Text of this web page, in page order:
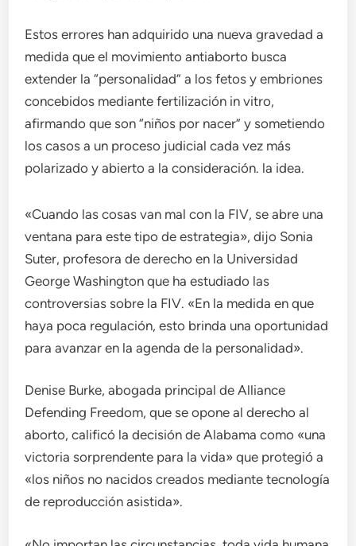
Estos errores han adquirido una nueva gravedad a
medida que el movimiento antiaborto busca
extender la “personalidad” a los fetos y embriones
concebidos mediante fertilización in vitro,
afirmando que son “niños por nacer” y sometiendo
los casos a un proceso judicial cada vez más
polarizado y abierto a la consideración. la idea.
«Cuando las cosas van mal con la FIV, se abre una
ventana para este tipo de estrategia», dijo Sonia
Suter, profesora de derecho en la Universidad
George Washington que ha estudiado las
controversias sobre la FIV. «En la medida en que
haya poca regulación, esto brinda una oportunidad
para avanzar en la agenda de la personalidad».
Denise Burke, abogada principal de Alliance
Defending Freedom, que se opone al derecho al
aborto, calificó la decisión de Alabama como «una
victoria sorprendente para la vida» que protegió a
«los niños no nacidos creados mediante tecnología
de reproducción asistida».